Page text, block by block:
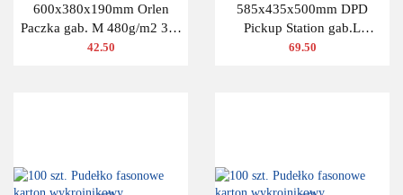
600x380x190mm Orlen
Paczka gab. M 480g/m2 3W
10 szt.
42.50
585x435x500mm DPD
Pickup Station gab.L
480g/m2 3W 10 szt.
69.50